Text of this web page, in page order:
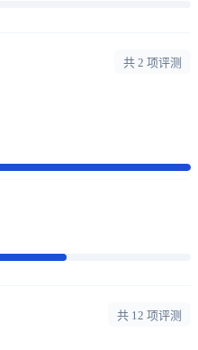
共 2 项评测
共 12 项评测